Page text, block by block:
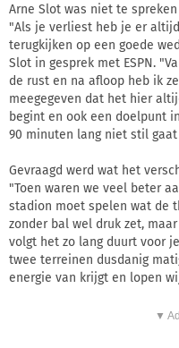
Arne Slot was niet te
"Als je verliest heb je er
terugkijken op een goede
Slot in gesprek met ESPN.
de rust en na afloop heb ik
meegegeven dat het hier
begint en ook een doelpunt
90 minuten lang niet stil
Gevraagd werd wat het
"Toen waren we veel beter
stadion moet spelen wat de
zonder bal wel druk zet,
volgt het zo lang duurt voor
twee terreinen dusdanig
energie van krijgt en lopen
▼